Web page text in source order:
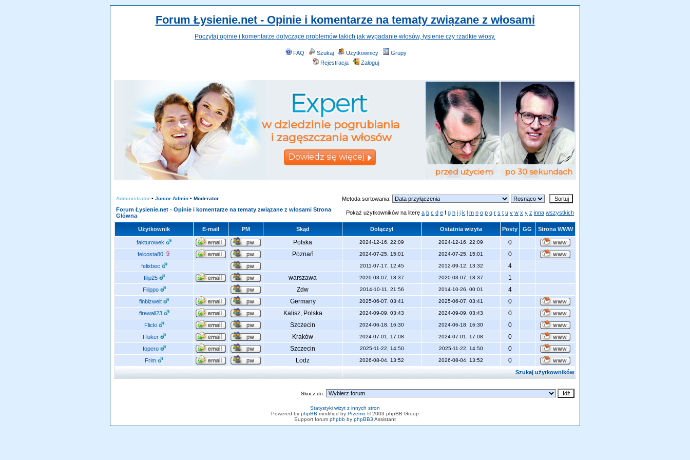
Forum Łysienie.net - Opinie i komentarze na tematy związane z włosami
Poczytaj opinie i komentarze dotyczące problemów takich jak wypadanie włosów, łysienie czy rzadkie włosy.
FAQ Szukaj Użytkownicy
Grupy
Rejestracja
Zaloguj
Administrator • Junior Admin • Moderator
Metoda sortowania:
Forum Łysienie.net - Opinie i komentarze na tematy związane z włosami Strona
Główna
Pokaż użytkowników na literę a b c d e f g h i j k l m n o p q r s t u v w x y z inna wszystkich
Użytkownik E-mail PM Skąd Dołączył Ostatnia wizyta Posty GG Strona WWW
fakturowek Polska 2024-12-16, 22:09 2024-12-16, 22:09 0
felcosta80 Poznań 2024-07-25, 15:01 2024-07-25, 15:01 0
felixbec 2011-07-17, 12:45 2012-09-12, 13:32 4
filip25 warszawa 2020-03-07, 18:37 2020-03-07, 18:37 1
Filippo Zdw 2014-10-11, 21:56 2014-10-26, 00:01 4
finbizwelt Germany 2025-06-07, 03:41 2025-06-07, 03:41 0
firewall23 Kalisz, Polska 2024-09-09, 03:43 2024-09-09, 03:43 0
Flicki Szczecin 2024-06-18, 16:30 2024-06-18, 16:30 0
Floker Kraków 2024-07-01, 17:08 2024-07-01, 17:08 0
fopero Szczecin 2025-11-22, 14:50 2025-11-22, 14:50 0
Frim Lodz 2026-08-04, 13:52 2026-08-04, 13:52 0
Szukaj użytkowników
Skocz do:
Statystyki wizyt z innych stron
Powered by phpBB modified by Przemo © 2003 phpBB Group
Support forum phpbb by phpBB3 Assistant